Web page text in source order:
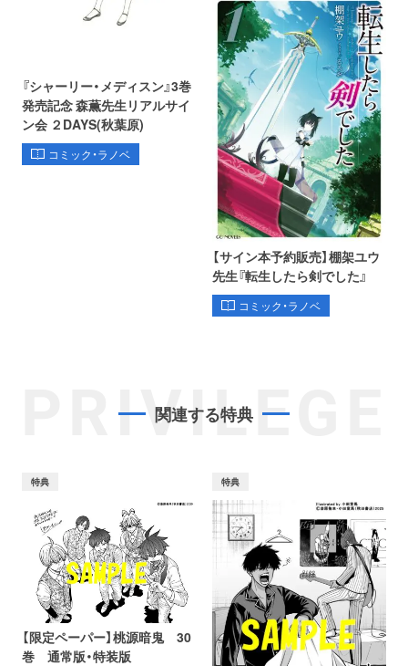
『シャーリー・メディスン』3巻
発売記念 森薫先生リアルサイ
ン会 ２DAYS(秋葉原)
コミック・ラノベ
【サイン本予約販売】棚架ユウ
先生『転生したら剣でした』
コミック・ラノベ
PRIVILEGE
関連する特典
特典
【限定ペーパー】桃源暗鬼 30
巻 通常版・特装版
特典